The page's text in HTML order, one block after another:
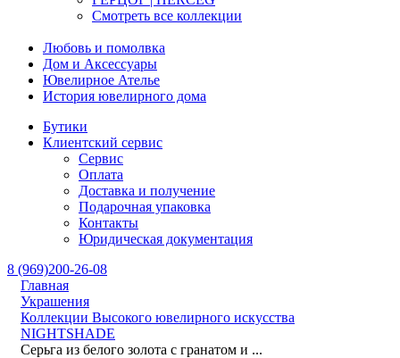
Смотреть все коллекции
Любовь и помолвка
Дом и Аксессуары
Ювелирное Ателье
История ювелирного дома
Бутики
Клиентский сервис
Сервис
Оплата
Доставка и получение
Подарочная упаковка
Контакты
Юридическая документация
8 (969)200-26-08
Главная
Украшения
Коллекции Высокого ювелирного искусства
NIGHTSHADE
Серьга из белого золота с гранатом и ...